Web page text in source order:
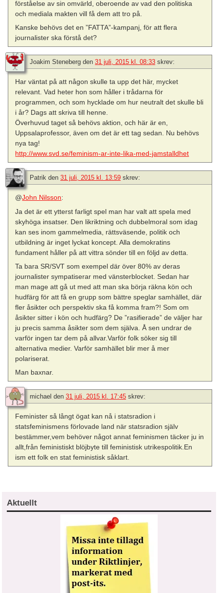
förståelse av sin omvärld, oberoende av vad den politiska
och mediala makten vill få dem att tro på.
Kanske behövs det en ”FATTA”-kampanj, för att flera
journalister ska förstå det?
Joakim Steneberg den 31 juli, 2015 kl. 08:33 skrev:
Har väntat på att någon skulle ta upp det här, mycket
relevant. Vad heter hon som håller i trådarna för
programmen, och som hycklade om hur neutralt det skulle bli
i år? Dags att skriva till henne.
Överhuvud taget så behövs aktion, och här är en,
Uppsalaprofessor, även om det är ett tag sedan. Nu behövs
nya tag!
http://www.svd.se/feminism-ar-inte-lika-med-jamstalldhet
Patrik den 31 juli, 2015 kl. 13:59 skrev:
@John Nilsson:
Ja det är ett ytterst farligt spel man har valt att spela med
skyhöga insatser. Den likriktning och dubbelmoral som idag
kan ses inom gammelmedia, rättsväsende, politik och
utbildning är inget lyckat koncept. Alla demokratins
fundament håller på att vittra sönder till en följd av detta.
Ta bara SR/SVT som exempel där över 80% av deras
journalister sympatiserar med vänsterblocket. Sedan har
man mage att gå ut med att man ska börja räkna kön och
hudfärg för att få en grupp som bättre speglar samhället, där
fler åsikter och perspektiv ska få komma fram?! Som om
åsikter sitter i kön och hudfärg? De ”rasifierade” de väljer har
ju precis samma åsikter som dem själva. Å sen undrar de
varför ingen tar dem på allvar.Varför folk söker sig till
alternativa medier. Varför samhället blir mer å mer
polariserat.
Man baxnar.
michael den 31 juli, 2015 kl. 17:45 skrev:
Feminister så långt ögat kan nå i statsradion i
statsfeminismens förlovade land när statsradion själv
bestämmer,vem behöver något annat feminismen täcker ju in
allt,från feministiskt blöjbyte till feministisk utrikespolitik.En
ism ett folk en stat feministisk såklart.
Aktuellt